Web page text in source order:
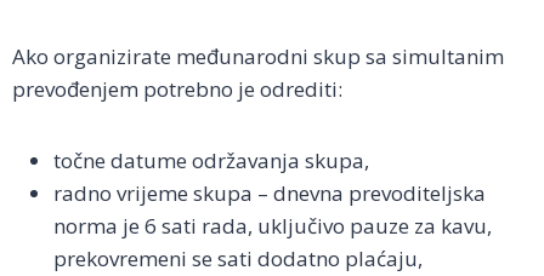
Ako organizirate međunarodni skup sa simultanim
prevođenjem potrebno je odrediti:
točne datume održavanja skupa,
radno vrijeme skupa – dnevna prevoditeljska
norma je 6 sati rada, uključivo pauze za kavu,
prekovremeni se sati dodatno plaćaju,